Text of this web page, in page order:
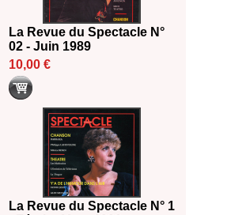
La Revue du Spectacle N°
02 - Juin 1989
10,00 €
La Revue du Spectacle N° 1